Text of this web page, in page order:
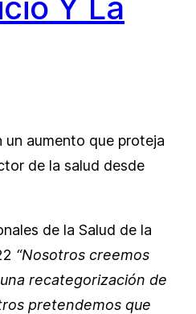
un aumento que proteja
de la salud desde
de la Salud de la
“Nosotros creemos
recategorización de
pretendemos que